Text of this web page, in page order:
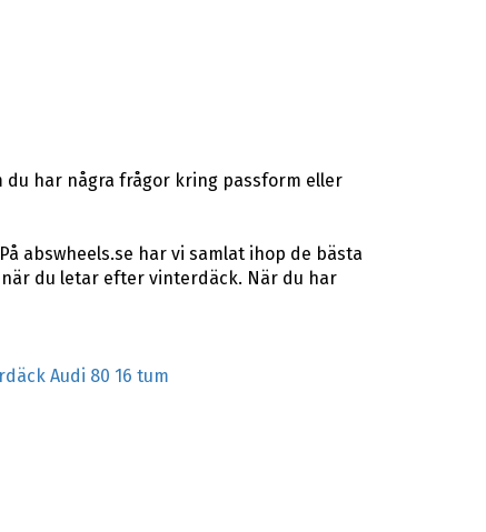
du har några frågor kring passform eller
abswheels.se har vi samlat ihop de bästa
du letar efter vinterdäck. När du har
Audi 80 16 tum